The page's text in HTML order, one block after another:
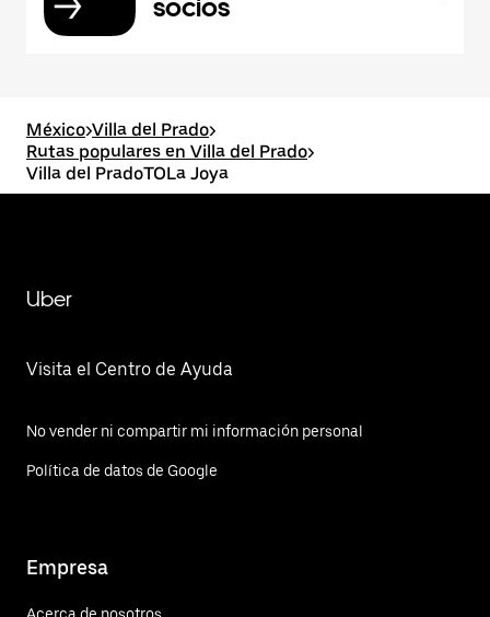
socios
México>Villa del Prado>
Rutas populares en Villa del Prado>
Villa del PradoTOLa Joya
Uber
Visita el Centro de Ayuda
No vender ni compartir mi información personal
Política de datos de Google
Empresa